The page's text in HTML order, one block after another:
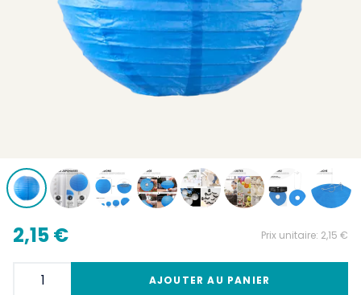
2,15 € Prix unitaire: 2,15 €
AJOUTER AU PANIER